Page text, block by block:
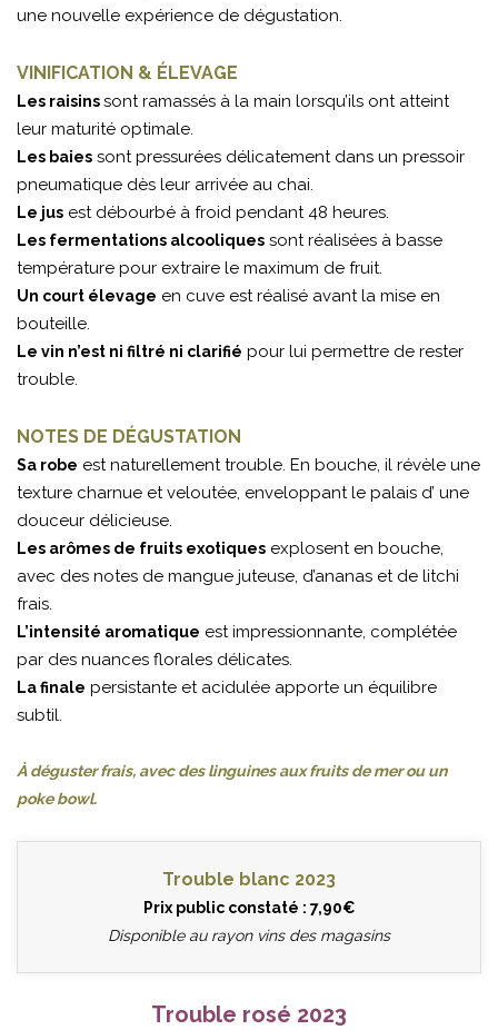
une nouvelle expérience de dégustation.
VINIFICATION & ÉLEVAGE
Les raisinssont ramassés à la main lorsqu’ils ont atteint
leur maturité optimale.
Les baies sont pressurées délicatement dans un pressoir
pneumatique dès leur arrivée au chai.
Le jus est débourbé à froid pendant 48 heures.
Les fermentations alcooliques sont réalisées à basse
température pour extraire le maximum de fruit.
Un court élevage en cuve est réalisé avant la mise en
bouteille.
Le vin n’est ni filtré ni clarifié pour lui permettre de rester
trouble.
NOTES DE DÉGUSTATION
Sa robe est naturellement trouble. En bouche, il révèle une
texture charnue et veloutée, enveloppant le palais d’ une
douceur délicieuse.
Les arômes de fruits exotiques explosent en bouche,
avec des notes de mangue juteuse, d’ananas et de litchi
frais.
L’intensité aromatique est impressionnante, complétée
par des nuances florales délicates.
La finale persistante et acidulée apporte un équilibre
subtil.
À déguster frais, avec des linguines aux fruits de mer ou un
poke bowl.
Trouble blanc 2023
Prix public constaté : 7,90€
Disponible au rayon vins des magasins
Trouble rosé 2023